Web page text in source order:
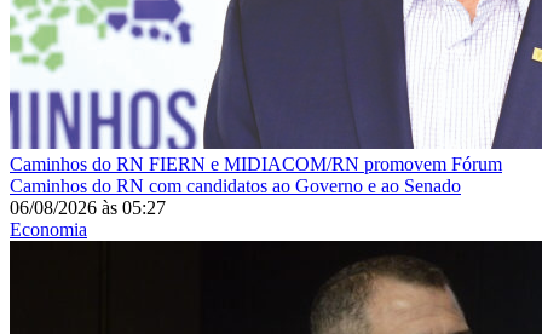
Caminhos do RN FIERN e MIDIACOM/RN promovem Fórum
Caminhos do RN com candidatos ao Governo e ao Senado
06/08/2026 às 05:27
Economia